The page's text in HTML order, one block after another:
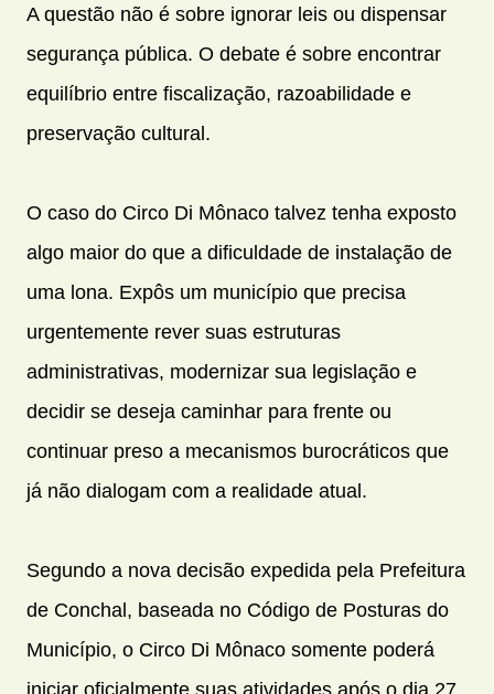
A questão não é sobre ignorar leis ou dispensar
segurança pública. O debate é sobre encontrar
equilíbrio entre fiscalização, razoabilidade e
preservação cultural.
O caso do Circo Di Mônaco talvez tenha exposto
algo maior do que a dificuldade de instalação de
uma lona. Expôs um município que precisa
urgentemente rever suas estruturas
administrativas, modernizar sua legislação e
decidir se deseja caminhar para frente ou
continuar preso a mecanismos burocráticos que
já não dialogam com a realidade atual.
Segundo a nova decisão expedida pela Prefeitura
de Conchal, baseada no Código de Posturas do
Município, o Circo Di Mônaco somente poderá
iniciar oficialmente suas atividades após o dia 27